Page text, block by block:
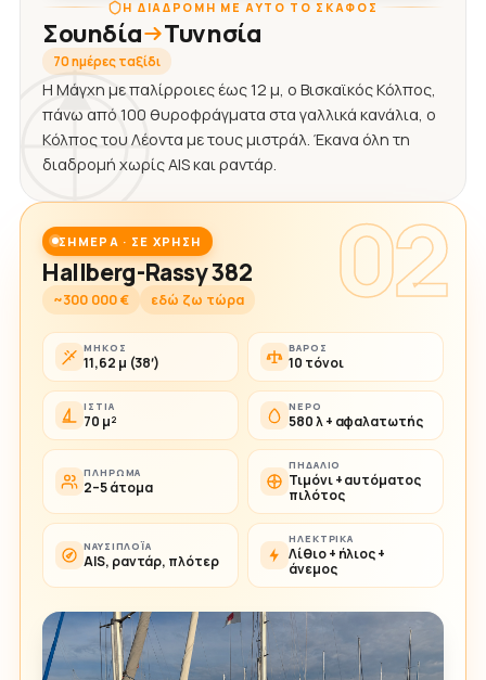
Η ΔΙΑΔΡΟΜΉ ΜΕ ΑΥΤΌ ΤΟ ΣΚΆΦΟΣ
Σουηδία Τυνησία
70 ημέρες ταξίδι
Η Μάγχη με παλίρροιες έως 12 μ, ο Βισκαϊκός Κόλπος,
πάνω από 100 θυροφράγματα στα γαλλικά κανάλια, ο
Κόλπος του Λέοντα με τους μιστράλ. Έκανα όλη τη
διαδρομή χωρίς AIS και ραντάρ.
02
ΣΉΜΕΡΑ · ΣΕ ΧΡΉΣΗ
Hallberg-Rassy 382
~300 000 € εδώ ζω τώρα
ΜΉΚΟΣ
11,62 μ (38′)
ΒΆΡΟΣ
10 τόνοι
ΙΣΤΊΑ
70 μ²
ΝΕΡΌ
580 λ + αφαλατωτής
ΠΛΉΡΩΜΑ
2–5 άτομα
ΠΗΔΆΛΙΟ
Τιμόνι + αυτόματος
πιλότος
ΝΑΥΣΙΠΛΟΪ́Α
AIS, ραντάρ, πλότερ
ΗΛΕΚΤΡΙΚΆ
Λίθιο + ήλιος +
άνεμος